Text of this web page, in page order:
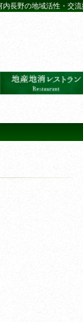
長野の地域活性・交流